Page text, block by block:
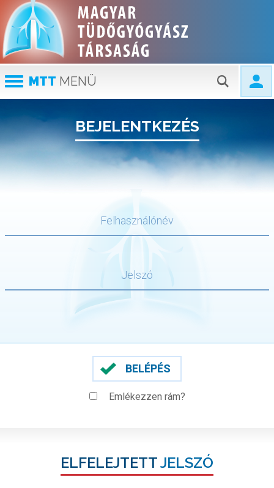
MTT MENÜ
BEJELENTKEZÉS
BELÉPÉS
Emlékezzen rám?
ELFELEJTETTJELSZÓ